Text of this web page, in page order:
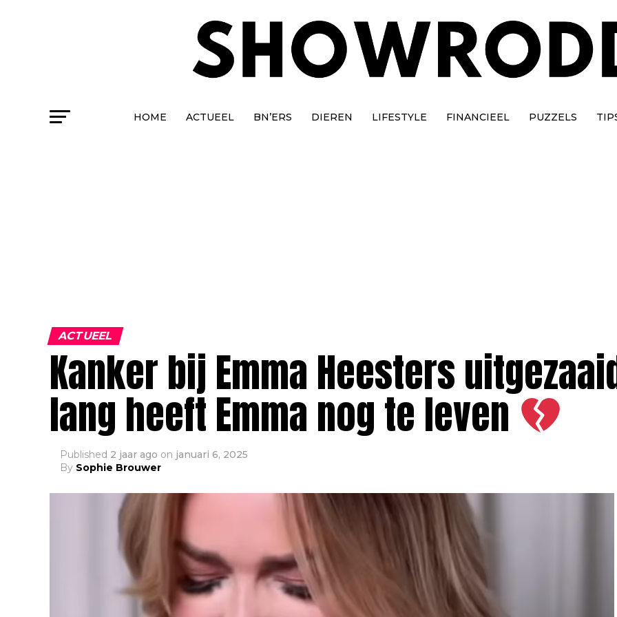
HOME ACTUEEL BN’ERS DIEREN LIFESTYLE FINANCIEEL PUZZELS
ACTUEEL
Kanker bij Emma Heesters
lang heeft Emma nog te leven
Published 2 jaar ago on januari 6, 2025
By Sophie Brouwer